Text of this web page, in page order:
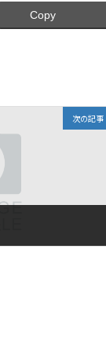
Copy
次の記事